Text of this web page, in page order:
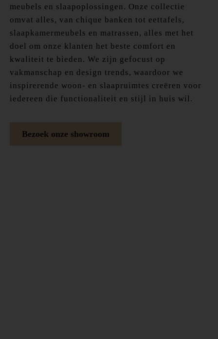
meubels en slaapoplossingen. Onze collectie
omvat alles, van chique banken tot eettafels,
slaapkamermeubels en matrassen, alles met het
doel om onze klanten het beste comfort en
kwaliteit te bieden. We zijn gefocust op
vakmanschap en design trends, waardoor we
inspirerende woon- en slaapruimtes creëren voor
iedereen die functionaliteit en stijl in huis wil.
Bezoek onze showroom